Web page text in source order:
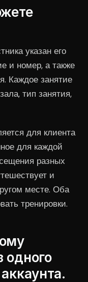
указан его
и номер, а также
Каждое занятие
тип занятия,
для клиента
для каждой
разных
и
месте. Оба
тренировки.
одного